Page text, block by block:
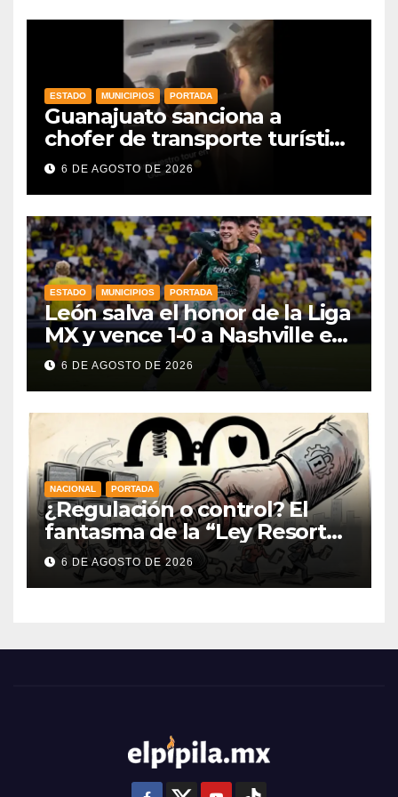
ESTADO MUNICIPIOS PORTADA
Guanajuato sanciona a
chofer de transporte turístico
e intensifica operativos de
vigilancia
6 DE AGOSTO DE 2026
ESTADO MUNICIPIOS PORTADA
León salva el honor de la Liga
MX y vence 1-0 a Nashville en
la Leagues Cup 2026
6 DE AGOSTO DE 2026
NACIONAL PORTADA
¿Regulación o control? El
fantasma de la “Ley Resorte”
venezolana revive con la
nueva Ley de Audiencias en
6 DE AGOSTO DE 2026